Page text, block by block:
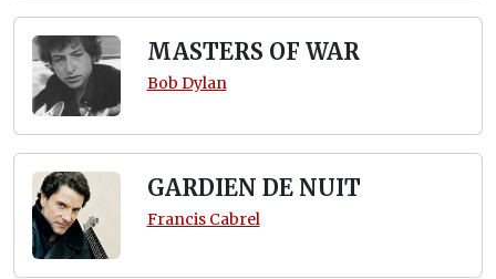
MASTERS OF WAR
Bob Dylan
GARDIEN DE NUIT
Francis Cabrel